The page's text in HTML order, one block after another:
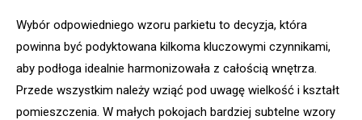
Wybór odpowiedniego wzoru parkietu to decyzja, która
powinna być podyktowana kilkoma kluczowymi czynnikami,
aby podłoga idealnie harmonizowała z całością wnętrza.
Przede wszystkim należy wziąć pod uwagę wielkość i kształt
pomieszczenia. W małych pokojach bardziej subtelne wzory